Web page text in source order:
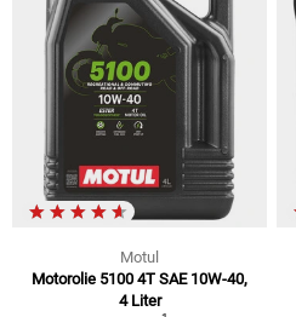
Motul
Motorolie 5100 4T SAE 10W-40,
4 Liter